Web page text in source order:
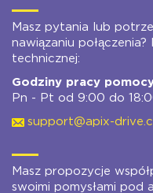
Masz pytania lub
nawiązaniu
technicznej:
Godziny pracy
Pn - Pt od 9:00 do
support@apix-
Masz propozycje
swoimi pomysłami pod